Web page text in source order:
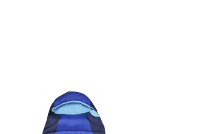
fisoin 100 - 1.jpg